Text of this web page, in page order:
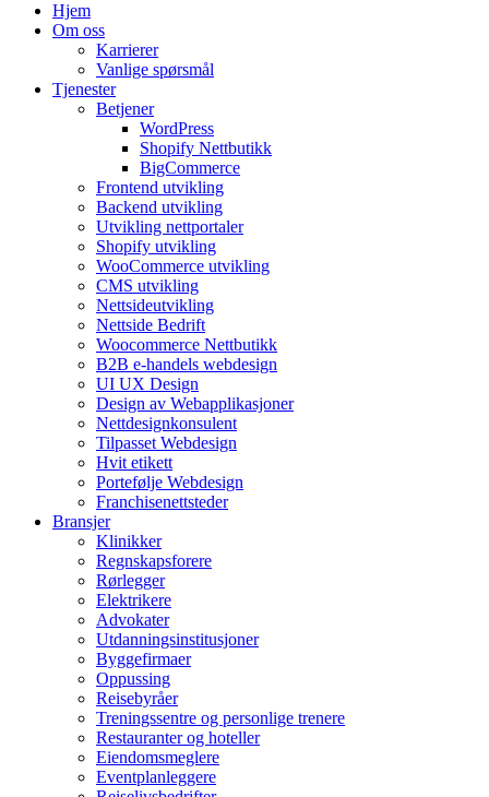
Hjem
Om oss
Karrierer
Vanlige spørsmål
Tjenester
Betjener
WordPress
Shopify Nettbutikk
BigCommerce
Frontend utvikling
Backend utvikling
Utvikling nettportaler
Shopify utvikling
WooCommerce utvikling
CMS utvikling
Nettsideutvikling
Nettside Bedrift
Woocommerce Nettbutikk
B2B e-handels webdesign
UI UX Design
Design av Webapplikasjoner
Nettdesignkonsulent
Tilpasset Webdesign
Hvit etikett
Portefølje Webdesign
Franchisenettsteder
Bransjer
Klinikker
Regnskapsforere
Rørlegger
Elektrikere
Advokater
Utdanningsinstitusjoner
Byggefirmaer
Oppussing
Reisebyråer
Treningssentre og personlige trenere
Restauranter og hoteller
Eiendomsmeglere
Eventplanleggere